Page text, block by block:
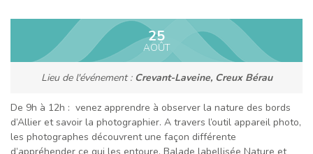
25
AOÛT
Lieu de l'événement : Crevant-Laveine, Creux Bérau
De 9h à 12h : venez apprendre à observer la nature des bords
d’Allier et savoir la photographier. A travers l’outil appareil photo,
les photographes découvrent une façon différente